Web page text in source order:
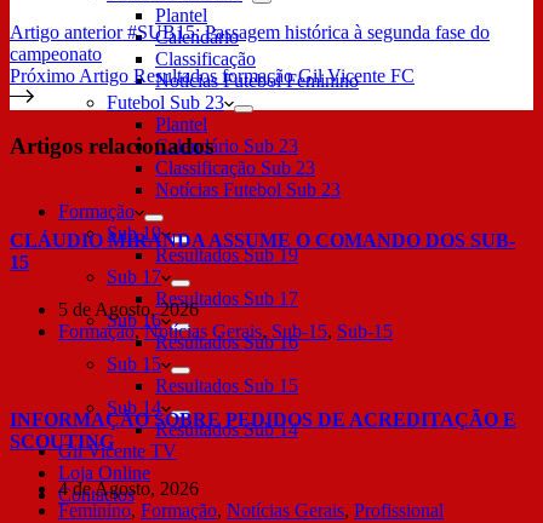
Plantel
Calendário
Classificação
Notícias Futebol Feminino
Futebol Sub 23
Plantel
Calendário Sub 23
Classificação Sub 23
Notícias Futebol Sub 23
Formação
Sub 19
Resultados Sub 19
Sub 17
Resultados Sub 17
Sub 16
Resultados Sub 16
Sub 15
Resultados Sub 15
Sub 14
Resultados Sub 14
Gil Vicente TV
Loja Online
Contactos
Artigo anterior#SUB15: Passagem histórica à segunda fase do
campeonato
Próximo Artigo Resultados formação Gil Vicente FC
Artigos relacionados
CLÁUDIO MIRANDA ASSUME O COMANDO DOS SUB-
15
5 de Agosto, 2026
Formação,Notícias Gerais, Sub-15, Sub-15
INFORMAÇÃO SOBRE PEDIDOS DE ACREDITAÇÃO E
SCOUTING
4 de Agosto, 2026
Feminino, Formação, Notícias Gerais, Profissional